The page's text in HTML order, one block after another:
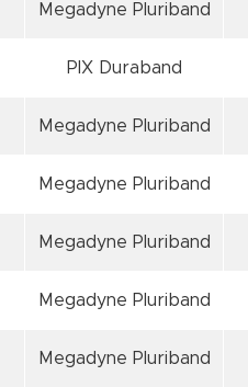
Megadyne Pluriband
PIX Duraband
Megadyne Pluriband
Megadyne Pluriband
Megadyne Pluriband
Megadyne Pluriband
Megadyne Pluriband